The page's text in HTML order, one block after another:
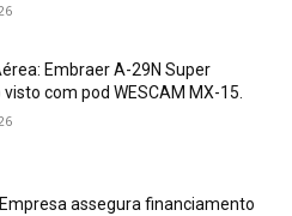
Embraer A-29N Super
visto com pod WESCAM MX-15.
Empresa assegura financiamento